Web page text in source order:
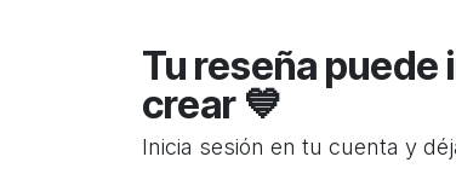
Tu reseña puede
crear 💙
Inicia sesión en tu cuenta y